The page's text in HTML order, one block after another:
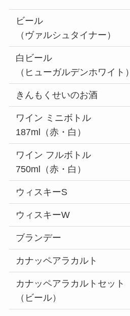
ビール
（ヴァルシュタイナー）
白ビール
（ヒューガルデンホワイト）
きんもくせいのお酒
ワイン ミニボトル
187ml（赤・白）
ワイン フルボトル
750ml（赤・白）
ウィスキーS
ウィスキーW
ブランデー
カナッペアラカルト
カナッペアラカルトセット
（ビール）